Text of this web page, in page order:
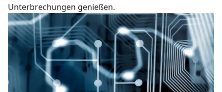
Unterbrechungen genießen.